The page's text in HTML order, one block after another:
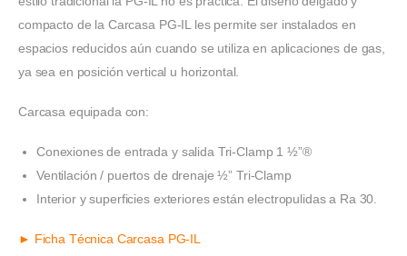
compacto de la Carcasa PG-IL les permite ser instalados en
espacios reducidos aún cuando se utiliza en aplicaciones de gas,
ya sea en posición vertical u horizontal.
Carcasa equipada con:
Conexiones de entrada y salida Tri-Clamp 1 ½”®
Ventilación / puertos de drenaje ½” Tri-Clamp
Interior y superficies exteriores están electropulidas a Ra 30.
► Ficha Técnica Carcasa PG-IL